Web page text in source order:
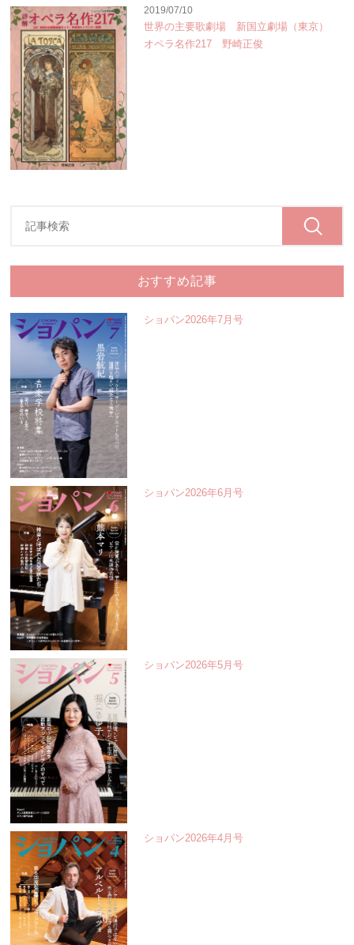
2019/07/10
世界の主要歌劇場 新国立劇場（東京）
オペラ名作217 野崎正俊
おすすめ記事
ショパン2026年7月号
ショパン2026年6月号
ショパン2026年5月号
ショパン2026年4月号